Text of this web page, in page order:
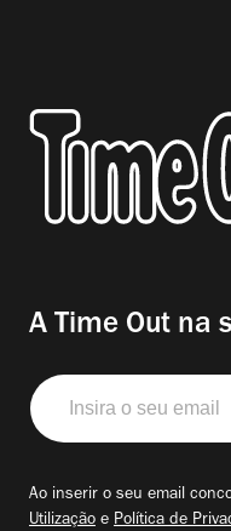
A Time Out na
Insira
o
seu
Ao inserir o seu email
Utilização e Política de